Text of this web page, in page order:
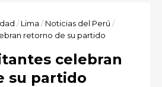
/ Lima / Noticias del Perú /
retorno de su partido
celebran
su partido